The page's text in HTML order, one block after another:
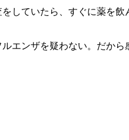
していたら、すぐに薬を
エンザを疑わない。だか